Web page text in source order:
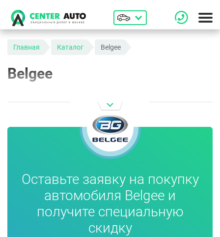
Главная Каталог Belgee
Belgee
Оставьте заявку на покупку
автомобиля Belgee и
получите специальную
скидку